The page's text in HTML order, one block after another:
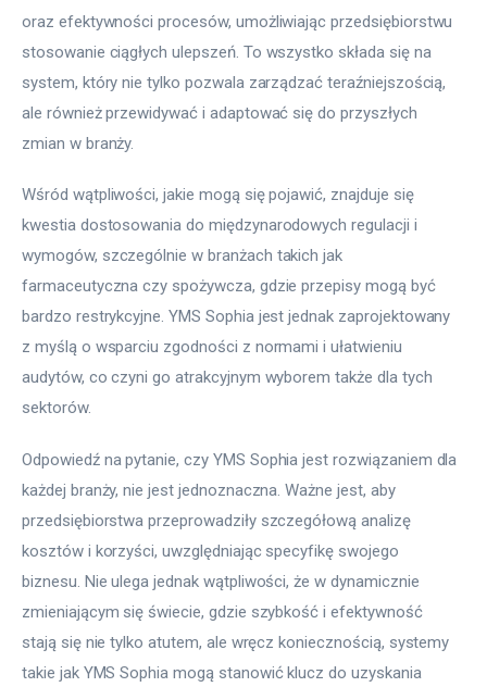
oraz efektywności procesów, umożliwiając przedsiębiorstwu
stosowanie ciągłych ulepszeń. To wszystko składa się na
system, który nie tylko pozwala zarządzać teraźniejszością,
ale również przewidywać i adaptować się do przyszłych
zmian w branży.
Wśród wątpliwości, jakie mogą się pojawić, znajduje się
kwestia dostosowania do międzynarodowych regulacji i
wymogów, szczególnie w branżach takich jak
farmaceutyczna czy spożywcza, gdzie przepisy mogą być
bardzo restrykcyjne. YMS Sophia jest jednak zaprojektowany
z myślą o wsparciu zgodności z normami i ułatwieniu
audytów, co czyni go atrakcyjnym wyborem także dla tych
sektorów.
Odpowiedź na pytanie, czy YMS Sophia jest rozwiązaniem dla
każdej branży, nie jest jednoznaczna. Ważne jest, aby
przedsiębiorstwa przeprowadziły szczegółową analizę
kosztów i korzyści, uwzględniając specyfikę swojego
biznesu. Nie ulega jednak wątpliwości, że w dynamicznie
zmieniającym się świecie, gdzie szybkość i efektywność
stają się nie tylko atutem, ale wręcz koniecznością, systemy
takie jak YMS Sophia mogą stanowić klucz do uzyskania